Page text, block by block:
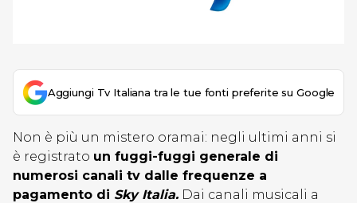
Aggiungi Tv Italiana tra le tue fonti preferite su Google
Non è più un mistero oramai: negli ultimi anni si
è registrato un fuggi-fuggi generale di
numerosi canali tv dalle frequenze a
pagamento di Sky Italia. Dai canali musicali a